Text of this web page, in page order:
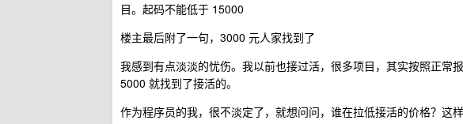
目。起码不能低于 15000
楼主最后附了一句，3000 元人家找到了
我感到有点淡淡的忧伤。我以前也接过活，很多项目，其实按照正常
5000 就找到了接活的。
作为程序员的我，很不淡定了，就想问问，谁在拉低接活的价格？这